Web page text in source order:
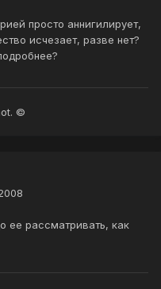
просто аннигилирует,
исчезает, разве нет?
©
ее рассматривать, как